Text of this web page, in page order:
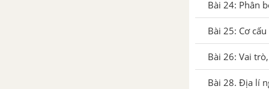
Bài 24: Phân
Bài 25: Cơ
Bài 26: Vai
Bài 28. Địa lí